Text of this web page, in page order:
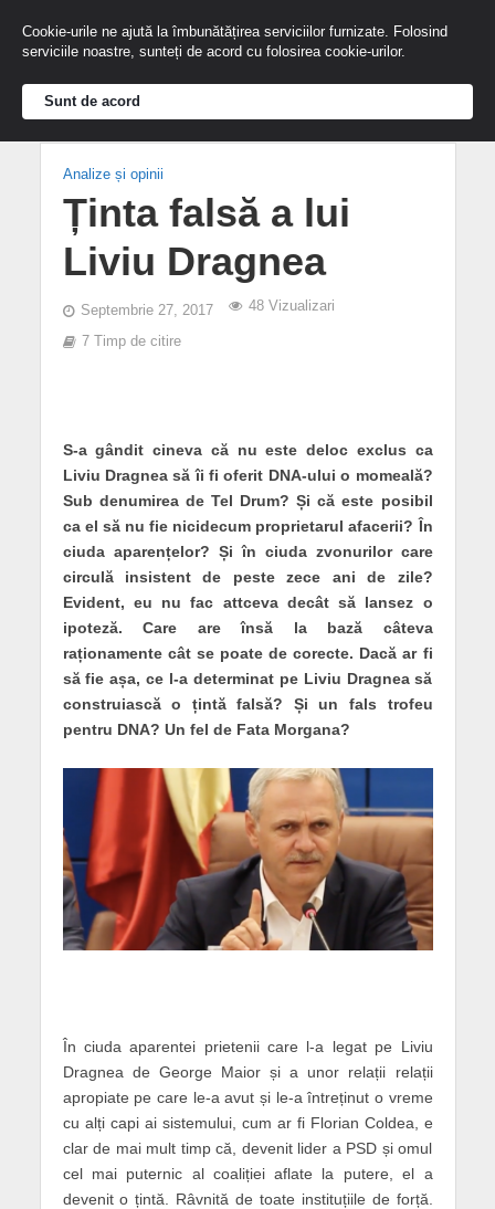
Analize și opinii
Ținta falsă a lui
Liviu Dragnea
Septembrie 27, 2017 48 Vizualizari
7 Timp de citire
S-a gândit cineva că nu este deloc exclus ca
Liviu Dragnea să îi fi oferit DNA-ului o momeală?
Sub denumirea de Tel Drum? Și că este posibil
ca el să nu fie nicidecum proprietarul afacerii? În
ciuda aparențelor? Și în ciuda zvonurilor care
circulă insistent de peste zece ani de zile?
Evident, eu nu fac attceva decât să lansez o
ipoteză. Care are însă la bază câteva
raționamente cât se poate de corecte. Dacă ar fi
să fie așa, ce l-a determinat pe Liviu Dragnea să
construiască o țintă falsă? Și un fals trofeu
pentru DNA? Un fel de Fata Morgana?
În ciuda aparentei prietenii care l-a legat pe Liviu
Dragnea de George Maior și a unor relații relații
apropiate pe care le-a avut și le-a întreținut o vreme
cu alți capi ai sistemului, cum ar fi Florian Coldea, e
clar de mai mult timp că, devenit lider a PSD și omul
cel mai puternic al coaliției aflate la putere, el a
devenit o țintă. Râvnită de toate instituțiile de forță.
Cookie-urile ne ajută la îmbunătățirea serviciilor furnizate. Folosind
serviciile noastre, sunteți de acord cu folosirea cookie-urilor.
Sunt de acord